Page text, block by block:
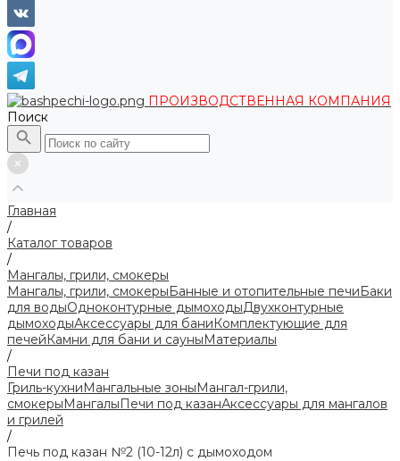
ПРОИЗВОДСТВЕННАЯ КОМПАНИЯ
Поиск
Главная
/
Каталог товаров
/
Мангалы, грили, смокеры
Мангалы, грили, смокерыБанные и отопительные печиБаки
для водыОдноконтурные дымоходыДвухконтурные
дымоходыАксессуары для баниКомплектующие для
печейКамни для бани и сауныМатериалы
/
Печи под казан
Гриль-кухниМангальные зоныМангал-грили,
смокерыМангалыПечи под казанАксессуары для мангалов
и грилей
/
Печь под казан №2 (10-12л) с дымоходом